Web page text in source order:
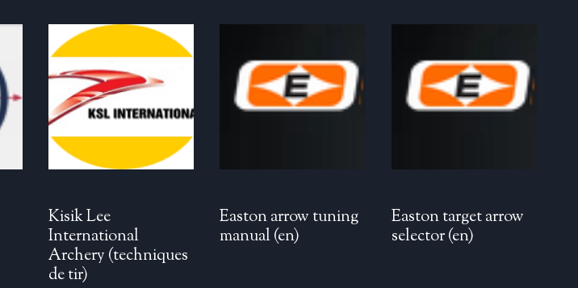
Kisik Lee
International
Archery (techniques
de tir)
Easton arrow tuning
manual (en)
Easton target arrow
selector (en)